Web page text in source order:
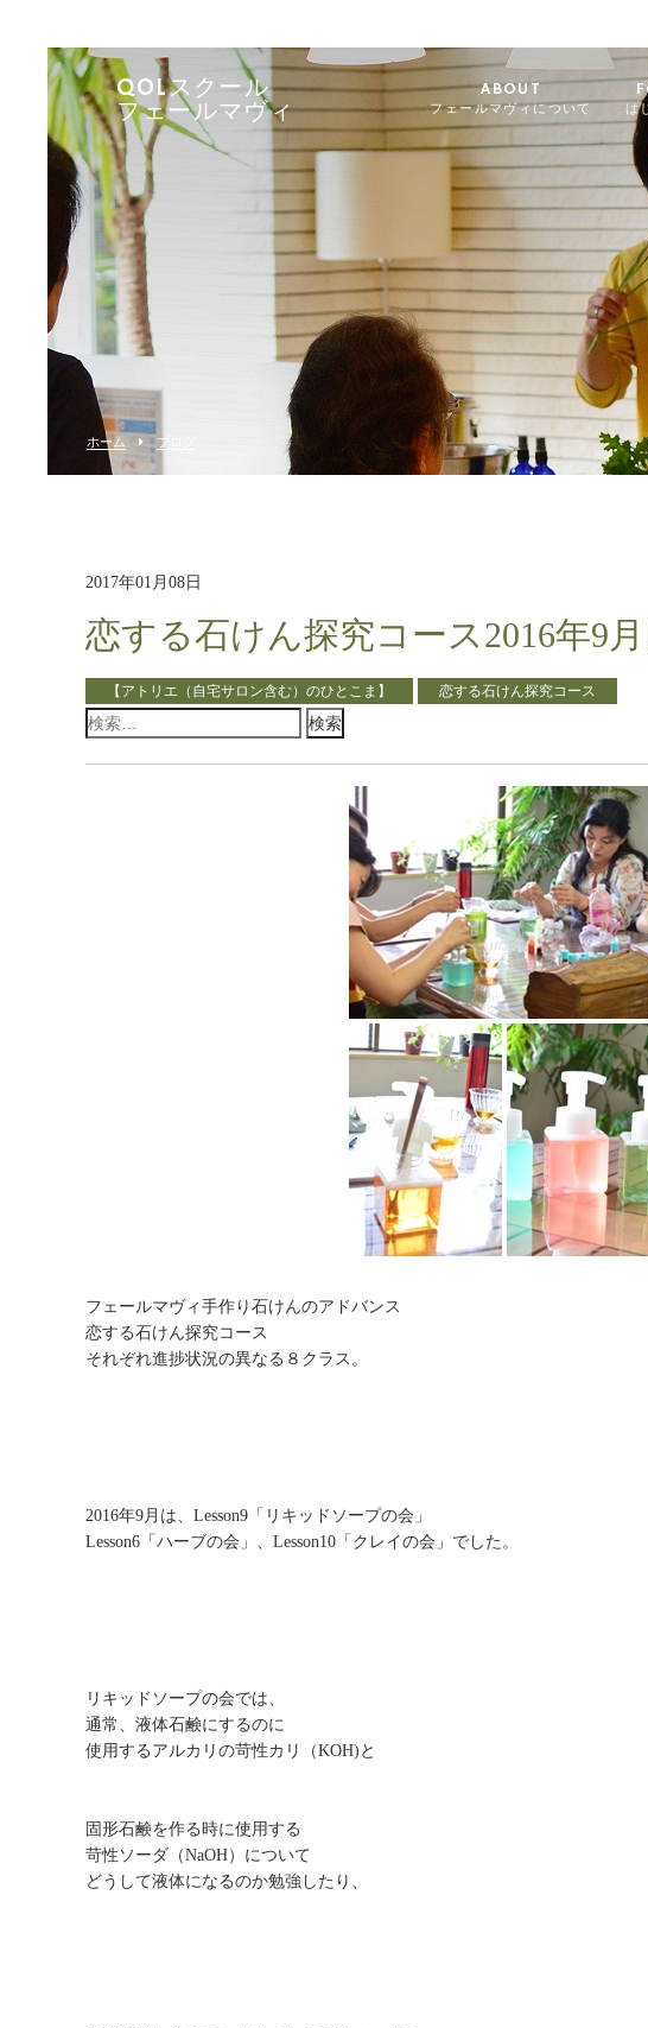
QOLスクール
フェールマヴィ
ABOUT
フェールマヴィについて は
ホーム ブログ
2017年01月08日
恋する石けん探究コース2016年9
【アトリエ（自宅サロン含む）のひとこま】 恋する石けん探究コース
検
フェールマヴィ手作り石けんのアドバンス
恋する石けん探究コース
それぞれ進捗状況の異なる８クラス。
2016年9月は、Lesson9「リキッドソープの会」
Lesson6「ハーブの会」、Lesson10「クレイの会」でした。
リキッドソープの会では、
通常、液体石鹸にするのに
使用するアルカリの苛性カリ（KOH)と
固形石鹸を作る時に使用する
苛性ソーダ（NaOH）について
どうして液体になるのか勉強したり、